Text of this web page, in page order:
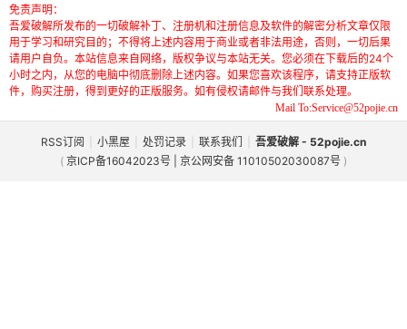
免责声明：
吾爱破解所发布的一切破解补丁、注册机和注册信息及软件的解密分析文章仅限
用于学习和研究目的；不得将上述内容用于商业或者非法用途，否则，一切后果
请用户自负。本站信息来自网络，版权争议与本站无关。您必须在下载后的24个
小时之内，从您的电脑中彻底删除上述内容。如果您喜欢该程序，请支持正版软
件，购买注册，得到更好的正版服务。如有侵权请邮件与我们联系处理。
Mail To:Service@52pojie.cn
RSS订阅 小黑屋 处罚记录 联系我们
吾爱破解 - 52pojie.cn
( 京ICP备16042023号 | 京公网安备 11010502030087号 )